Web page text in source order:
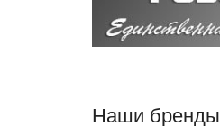
Наши бренды